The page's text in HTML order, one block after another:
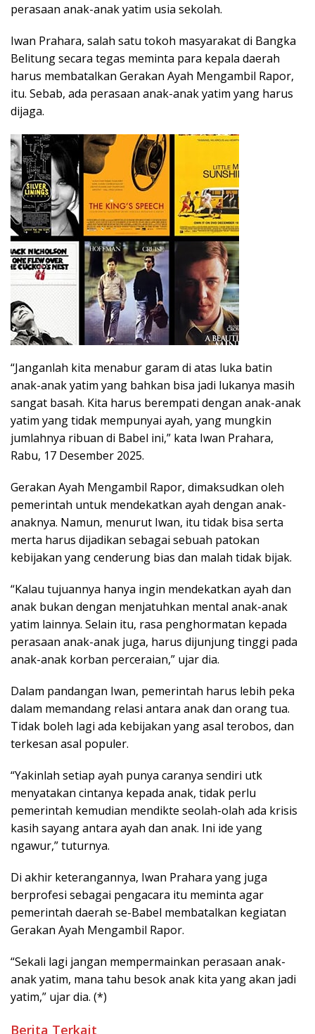
perasaan anak-anak yatim usia sekolah.
Iwan Prahara, salah satu tokoh masyarakat di Bangka
Belitung secara tegas meminta para kepala daerah
harus membatalkan Gerakan Ayah Mengambil Rapor,
itu. Sebab, ada perasaan anak-anak yatim yang harus
dijaga.
“Janganlah kita menabur garam di atas luka batin
anak-anak yatim yang bahkan bisa jadi lukanya masih
sangat basah. Kita harus berempati dengan anak-anak
yatim yang tidak mempunyai ayah, yang mungkin
jumlahnya ribuan di Babel ini,” kata Iwan Prahara,
Rabu, 17 Desember 2025.
Gerakan Ayah Mengambil Rapor, dimaksudkan oleh
pemerintah untuk mendekatkan ayah dengan anak-
anaknya. Namun, menurut Iwan, itu tidak bisa serta
merta harus dijadikan sebagai sebuah patokan
kebijakan yang cenderung bias dan malah tidak bijak.
“Kalau tujuannya hanya ingin mendekatkan ayah dan
anak bukan dengan menjatuhkan mental anak-anak
yatim lainnya. Selain itu, rasa penghormatan kepada
perasaan anak-anak juga, harus dijunjung tinggi pada
anak-anak korban perceraian,” ujar dia.
Dalam pandangan Iwan, pemerintah harus lebih peka
dalam memandang relasi antara anak dan orang tua.
Tidak boleh lagi ada kebijakan yang asal terobos, dan
terkesan asal populer.
“Yakinlah setiap ayah punya caranya sendiri utk
menyatakan cintanya kepada anak, tidak perlu
pemerintah kemudian mendikte seolah-olah ada krisis
kasih sayang antara ayah dan anak. Ini ide yang
ngawur,” tuturnya.
Di akhir keterangannya, Iwan Prahara yang juga
berprofesi sebagai pengacara itu meminta agar
pemerintah daerah se-Babel membatalkan kegiatan
Gerakan Ayah Mengambil Rapor.
“Sekali lagi jangan mempermainkan perasaan anak-
anak yatim, mana tahu besok anak kita yang akan jadi
yatim,” ujar dia. (*)
Berita Terkait